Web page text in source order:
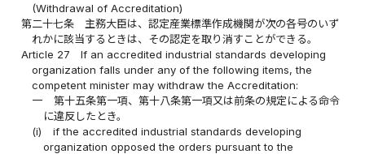
(Withdrawal of Accreditation)
第二十七条
主務大臣は、認定産業標準作成機関が次の各号のいず
れかに該当するときは、その認定を取り消すことができる。
Article 27
If an accredited industrial standards developing
organization falls under any of the following items, the
competent minister may withdraw the Accreditation:
一
第十五条第一項、第十八条第一項又は前条の規定による命令
に違反したとき。
(i)
if the accredited industrial standards developing
organization opposed the orders pursuant to the